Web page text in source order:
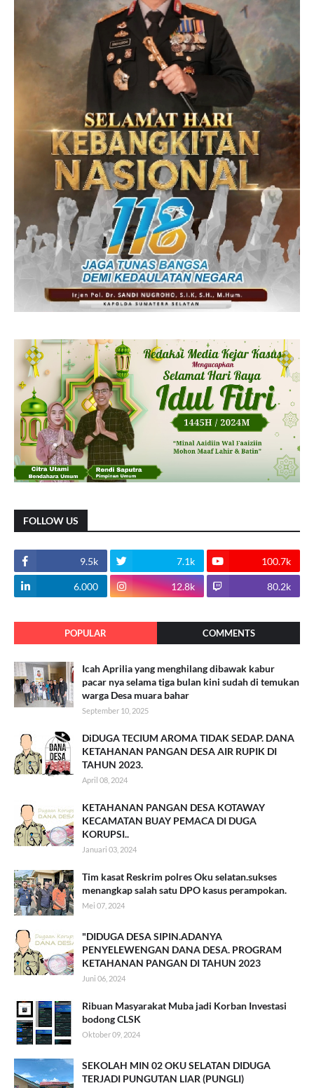
FOLLOW US
9.5k 7.1k 100.7k
6.000 12.8k 80.2k
POPULAR COMMENTS
Icah Aprilia yang menghilang dibawak kabur
pacar nya selama tiga bulan kini sudah di temukan
warga Desa muara bahar
September 10, 2025
DiDUGA TECIUM AROMA TIDAK SEDAP. DANA
KETAHANAN PANGAN DESA AIR RUPIK DI
TAHUN 2023.
April 08, 2024
KETAHANAN PANGAN DESA KOTAWAY
KECAMATAN BUAY PEMACA DI DUGA
KORUPSI..
Januari 03, 2024
Tim kasat Reskrim polres Oku selatan.sukses
menangkap salah satu DPO kasus perampokan.
Mei 07, 2024
"DIDUGA DESA SIPIN.ADANYA
PENYELEWENGAN DANA DESA. PROGRAM
KETAHANAN PANGAN DI TAHUN 2023
Juni 06, 2024
Ribuan Masyarakat Muba jadi Korban Investasi
bodong CLSK
Oktober 09, 2024
SEKOLAH MIN 02 OKU SELATAN DIDUGA
TERJADI PUNGUTAN LIAR (PUNGLI)